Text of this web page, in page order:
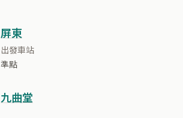
屏東
出發車站
準點
九曲堂